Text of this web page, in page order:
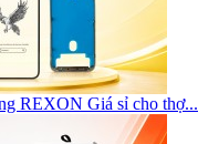
REXON Giá sỉ cho thợ...